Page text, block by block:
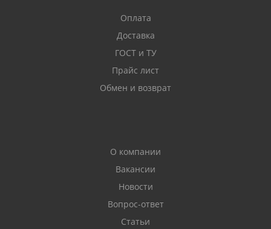
Оплата
Доставка
ГОСТ и ТУ
Прайс лист
Обмен и возврат
О компании
Вакансии
Новости
Вопрос-ответ
Статьи